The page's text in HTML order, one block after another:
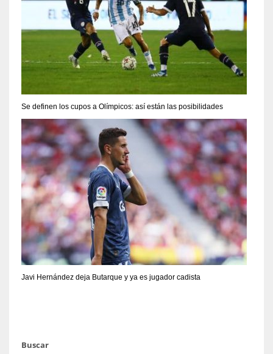
Se definen los cupos a Olímpicos: así están las posibilidades
Javi Hernández deja Butarque y ya es jugador cadista
Buscar